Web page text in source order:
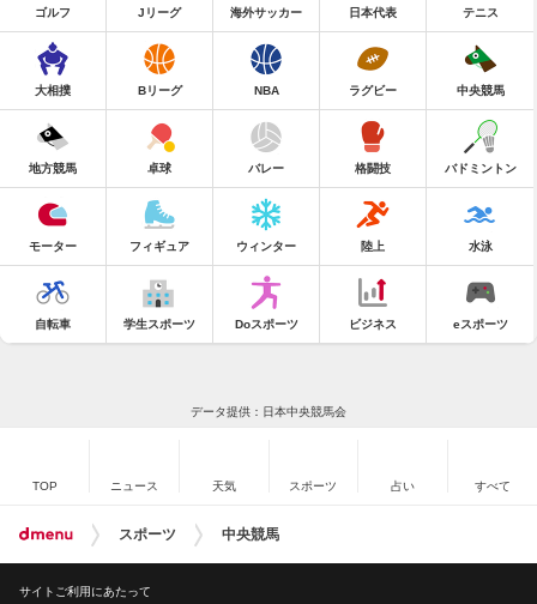
ゴルフ Jリーグ 海外サッカー 日本代表 テニス
大相撲 Bリーグ NBA ラグビー 中央競馬
地方競馬 卓球 バレー 格闘技 バドミントン
モーター フィギュア ウィンター 陸上 水泳
自転車 学生スポーツ Doスポーツ ビジネス eスポーツ
データ提供：日本中央競馬会
TOP ニュース 天気 スポーツ 占い すべて
スポーツ 中央競馬
サイトご利用にあたって